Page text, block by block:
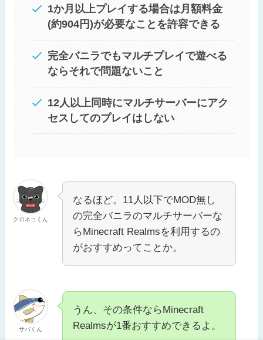
1か月以上プレイする場合は月額料金
(約904円)が必要なことを許容できる
完全バニラでもマルチプレイで遊べる
ならそれで問題ないこと
12人以上同時にマルチサーバーにアク
セスしてのプレイはしない
クロネコくん
なるほど。11人以下でMOD無し
の完全バニラのマルチサーバーな
らMinecraft Realmsを利用するの
がおすすめってことか。
サバくん
うん、その条件ならMinecraft
Realmsが1番おすすめできるよ。